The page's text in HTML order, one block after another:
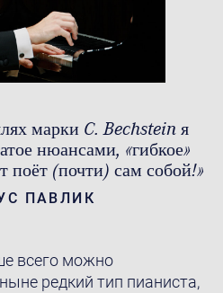
марки C. Bechstein я
нюансами, «гибкое»
поёт (почти) сам собой!»
ПАВЛИК
всего можно
редкий тип пианиста,